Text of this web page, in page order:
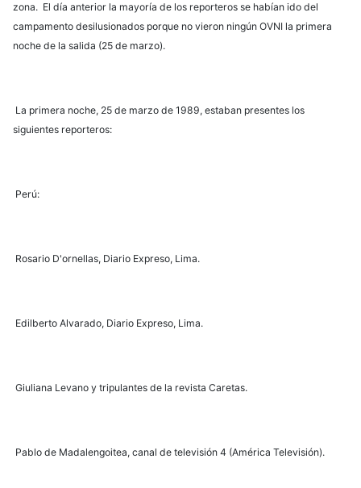
zona. El día anterior la mayoría de los reporteros se habían ido del
campamento desilusionados porque no vieron ningún OVNI la primera
noche de la salida (25 de marzo).
La primera noche, 25 de marzo de 1989, estaban presentes los
siguientes reporteros:
Perú:
Rosario D'ornellas, Diario Expreso, Lima.
Edilberto Alvarado, Diario Expreso, Lima.
Giuliana Levano y tripulantes de la revista Caretas.
Pablo de Madalengoitea, canal de televisión 4 (América Televisión).